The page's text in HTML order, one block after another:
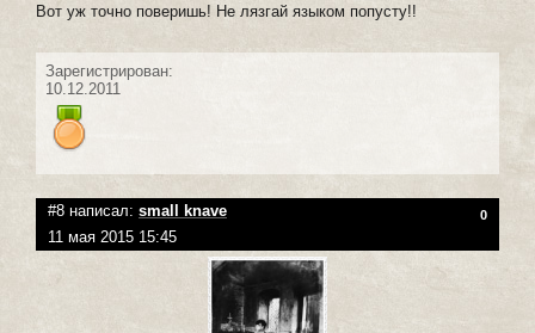
Вот уж точно поверишь! Не лязгай языком попусту!!
Зарегистрирован:
10.12.2011
#8 написал: small knave 0
11 мая 2015 15:45